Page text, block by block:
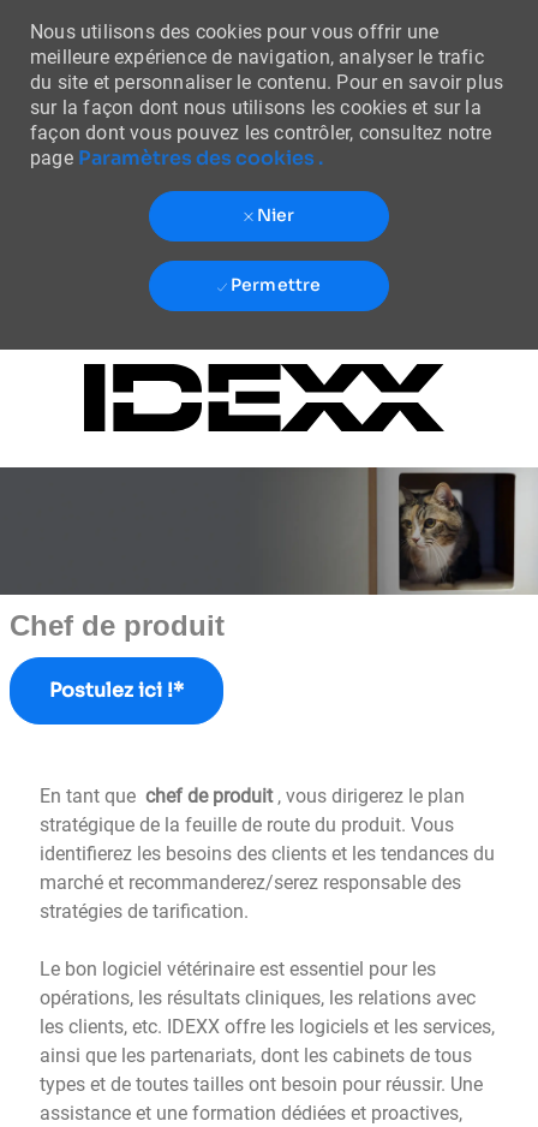
Skip to main content
Nous utilisons des cookies pour vous offrir une
meilleure expérience de navigation, analyser le trafic
du site et personnaliser le contenu. Pour en savoir plus
sur la façon dont nous utilisons les cookies et sur la
façon dont vous pouvez les contrôler, consultez notre
page Paramètres des cookies .
Nier
Permettre
Chef de produit
Postulez ici !*
En tant que chef de produit, vous dirigerez le plan
stratégique de la feuille de route du produit. Vous
identifierez les besoins des clients et les tendances du
marché et recommanderez/serez responsable des
stratégies de tarification.
Le bon logiciel vétérinaire est essentiel pour les
opérations, les résultats cliniques, les relations avec
les clients, etc. IDEXX offre les logiciels et les services,
ainsi que les partenariats, dont les cabinets de tous
types et de toutes tailles ont besoin pour réussir. Une
assistance et une formation dédiées et proactives,